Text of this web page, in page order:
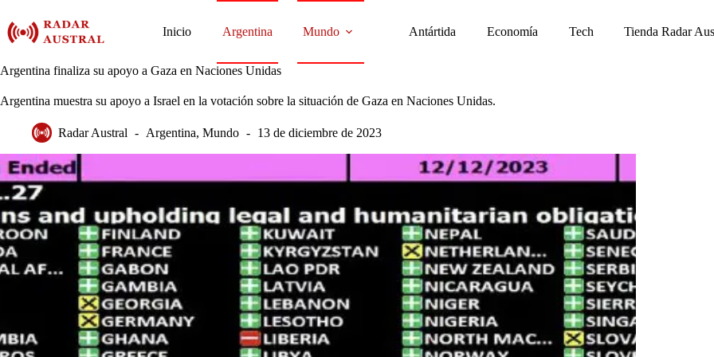
contenido
Inicio Argentina Mundo Antártida Economía Tech Tienda Radar
Argentina finaliza su apoyo a Gaza en Naciones Unidas
Argentina muestra su apoyo a Israel en la votación sobre la situación de Gaza en Naciones Unidas.
Radar Austral Argentina, Mundo 13 de diciembre de 2023